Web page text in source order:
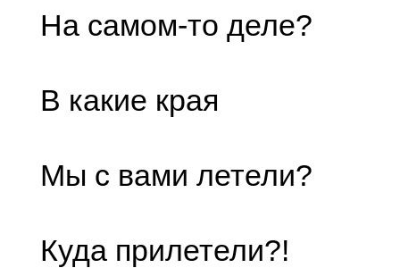
На самом-то деле?
В какие края
Мы с вами летели?
Куда прилетели?!